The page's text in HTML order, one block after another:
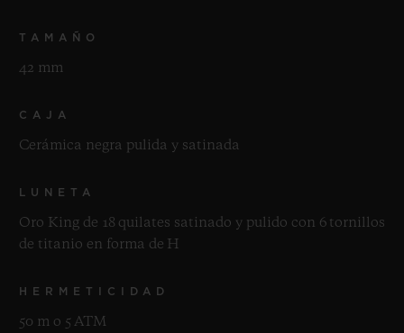
TAMAÑO
42 mm
CAJA
Cerámica negra pulida y satinada
LUNETA
Oro King de 18 quilates satinado y pulido con 6 tornillos
de titanio en forma de H
HERMETICIDAD
50 m o 5 ATM